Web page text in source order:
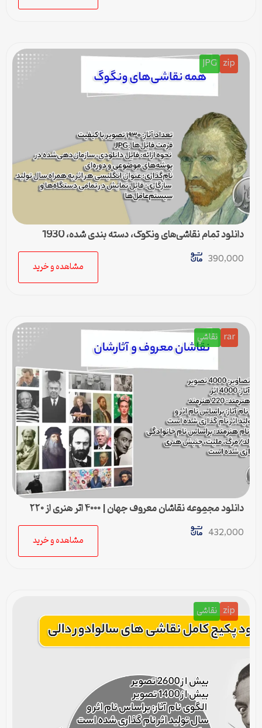
zip
JPG
دانلود تمام نقاشی‌های ونگوگ، دسته بندی شده، 1930
تصویر با کیفیت
390,000
مشاهده و خرید
rar نقاشي
دانلود مجموعه نقاشان معروف جهان | ۴۰۰۰ اثر هنری از ۲۲۰
هنرمند بزرگ
432,000
مشاهده و خرید
zip نقاشی